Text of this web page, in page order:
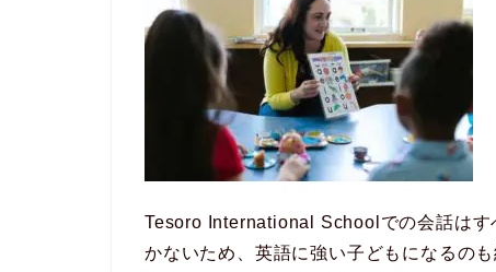
Tesoro International Schoolでの会話はす
かないため、英語に強い子どもになるの